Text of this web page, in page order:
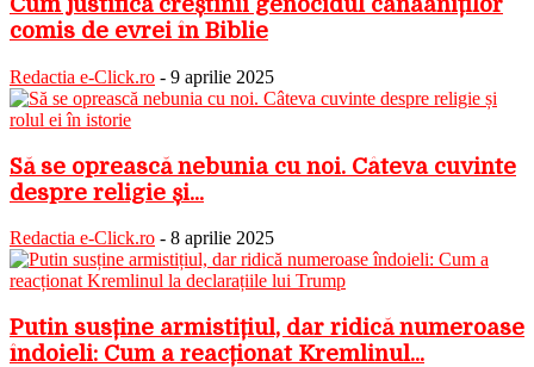
comis de evrei în Biblie
Redactia e-Click.ro - 9 aprilie 2025
Să se oprească nebunia cu noi. Câteva cuvinte
despre religie și...
Redactia e-Click.ro - 8 aprilie 2025
Putin susține armistițiul, dar ridică numeroase
îndoieli: Cum a reacționat Kremlinul...